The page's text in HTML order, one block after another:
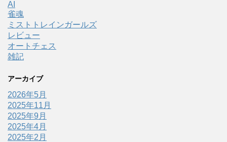
AI
雀魂
ミストトレインガールズ
レビュー
オートチェス
雑記
アーカイブ
2026年5月
2025年11月
2025年9月
2025年4月
2025年2月